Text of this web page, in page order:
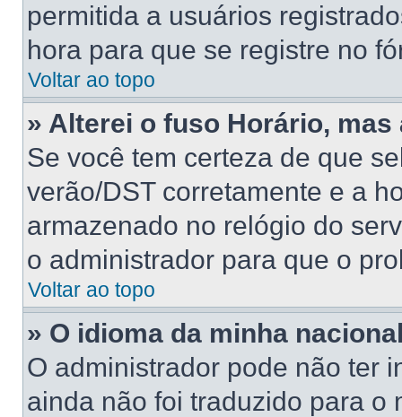
permitida a usuários
hora para que se registre no
Voltar ao topo
» Alterei o fuso Horário,
Se você tem certeza de que
verão/DST corretamente e a
armazenado no relógio do
o administrador para que o
Voltar ao topo
» O idioma da minha
O administrador pode não ter
ainda não foi traduzido para o